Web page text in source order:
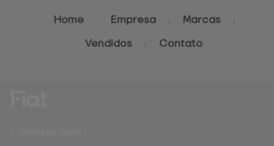
Home Empresa Marcas
Vendidos Contato